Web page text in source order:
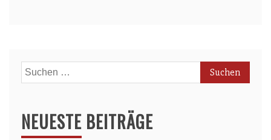
Suchen
nach:
NEUESTE BEITRÄGE